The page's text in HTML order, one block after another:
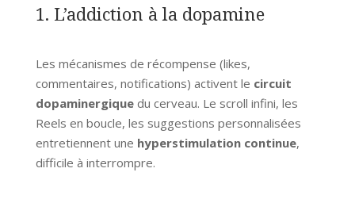
1. L’addiction à la dopamine
Les mécanismes de récompense (likes,
commentaires, notifications) activent le circuit
dopaminergiquedu cerveau. Le scroll infini, les
Reels en boucle, les suggestions personnalisées
entretiennent une hyperstimulation continue,
difficile à interrompre.